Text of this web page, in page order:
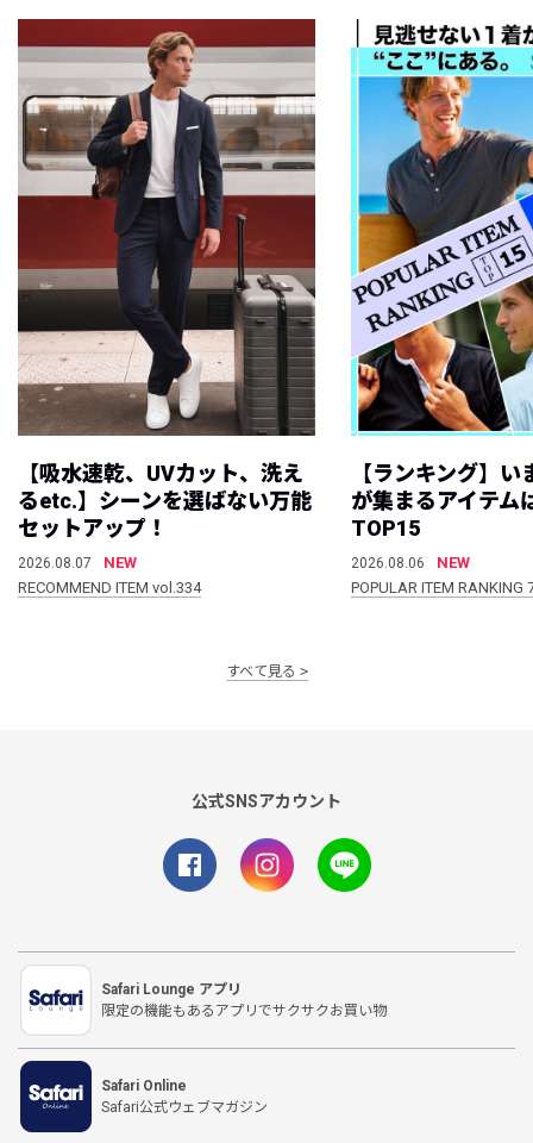
【吸水速乾、UVカット、洗え
るetc.】シーンを選ばない万能
セットアップ！
2026.08.07
NEW
RECOMMEND ITEM vol.334
【ランキング】
が集まるアイテム
TOP15
2026.08.06
NEW
POPULAR ITEM
すべて見る
公式SNSアカウント
Safari Lounge アプリ
限定の機能もあるアプリでサクサクお買い物
Safari Online
Safari公式ウェブマガジン